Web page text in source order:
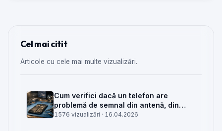
Cel mai citit
Articole cu cele mai multe vizualizări.
Cum verifici dacă un telefon are
problemă de semnal din antenă, din
placa de bază sau din rețea
1576 vizualizări · 16.04.2026